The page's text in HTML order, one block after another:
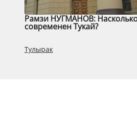
Рамзи НУГМАНОВ:
современен Тукай?
Тулырак